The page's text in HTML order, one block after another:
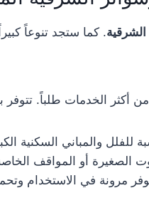
. كما ستجد تنوعاً
من أكثر الخدمات طلباً. تتوفر
للفلل والمباني السكنية
الصغيرة أو المواقف
مرونة في الاستخدام